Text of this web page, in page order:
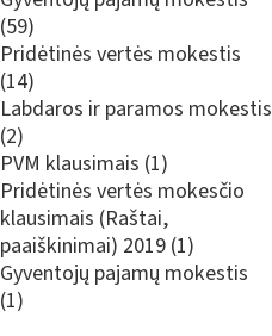
(59)
Pridėtinės vertės mokestis
(14)
Labdaros ir paramos mokestis
(2)
PVM klausimais (1)
Pridėtinės vertės mokesčio
klausimais (Raštai,
paaiškinimai) 2019 (1)
Gyventojų pajamų mokestis
(1)